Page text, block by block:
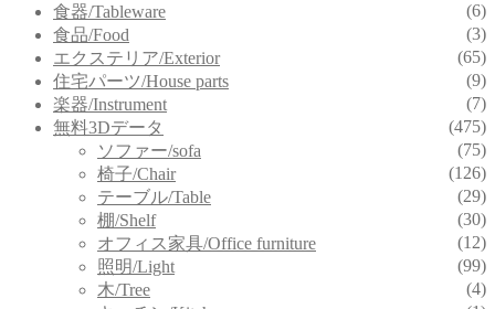
食器/Tableware
(6)
食品/Food
(3)
エクステリア/Exterior
(65)
住宅パーツ/House parts
(9)
楽器/Instrument
(7)
無料3Dデータ
(475)
ソファー/sofa
(75)
椅子/Chair
(126)
テーブル/Table
(29)
棚/Shelf
(30)
オフィス家具/Office furniture
(12)
照明/Light
(99)
木/Tree
(4)